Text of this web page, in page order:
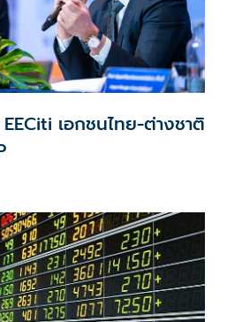
EECiti เอกชนไทย-ต่างชาติ